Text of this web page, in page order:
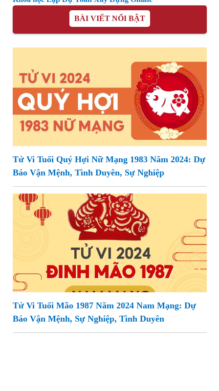
BÀI VIẾT NỔI BẬT
Tử Vi Tuổi Quý Hợi Nữ Mạng 1983 Năm 2024: Dự
Báo Vận Mệnh, Tình Duyên, Sự Nghiệp
Tử Vi Tuổi Mão 1987 Năm 2024 Nam Mạng: Dự
Báo Vận Mệnh, Sự Nghiệp, Tình Duyên